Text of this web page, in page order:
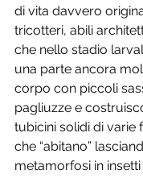
di vita davvero
tricotteri, abili
che nello stadio
una parte ancora
corpo con piccoli
pagliuzze e
tubicini solidi di varie
che “abitano”
metamorfosi in insetti